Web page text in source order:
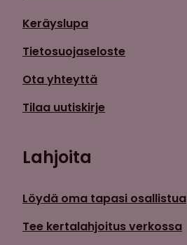
Keräyslupa
Tietosuojaseloste
Ota yhteyttä
Tilaa uutiskirje
Lahjoita
Löydä oma tapasi osallistua
Tee kertalahjoitus verkossa